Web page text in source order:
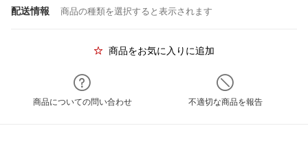
配送情報 商品の種類を選択すると表示されます
商品をお気に入りに追加
商品についての問い合わせ 不適切な商品を報告